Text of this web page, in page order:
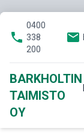
phone
0400
338
200
email
BARKHOLTIN
TAIMISTO
OY